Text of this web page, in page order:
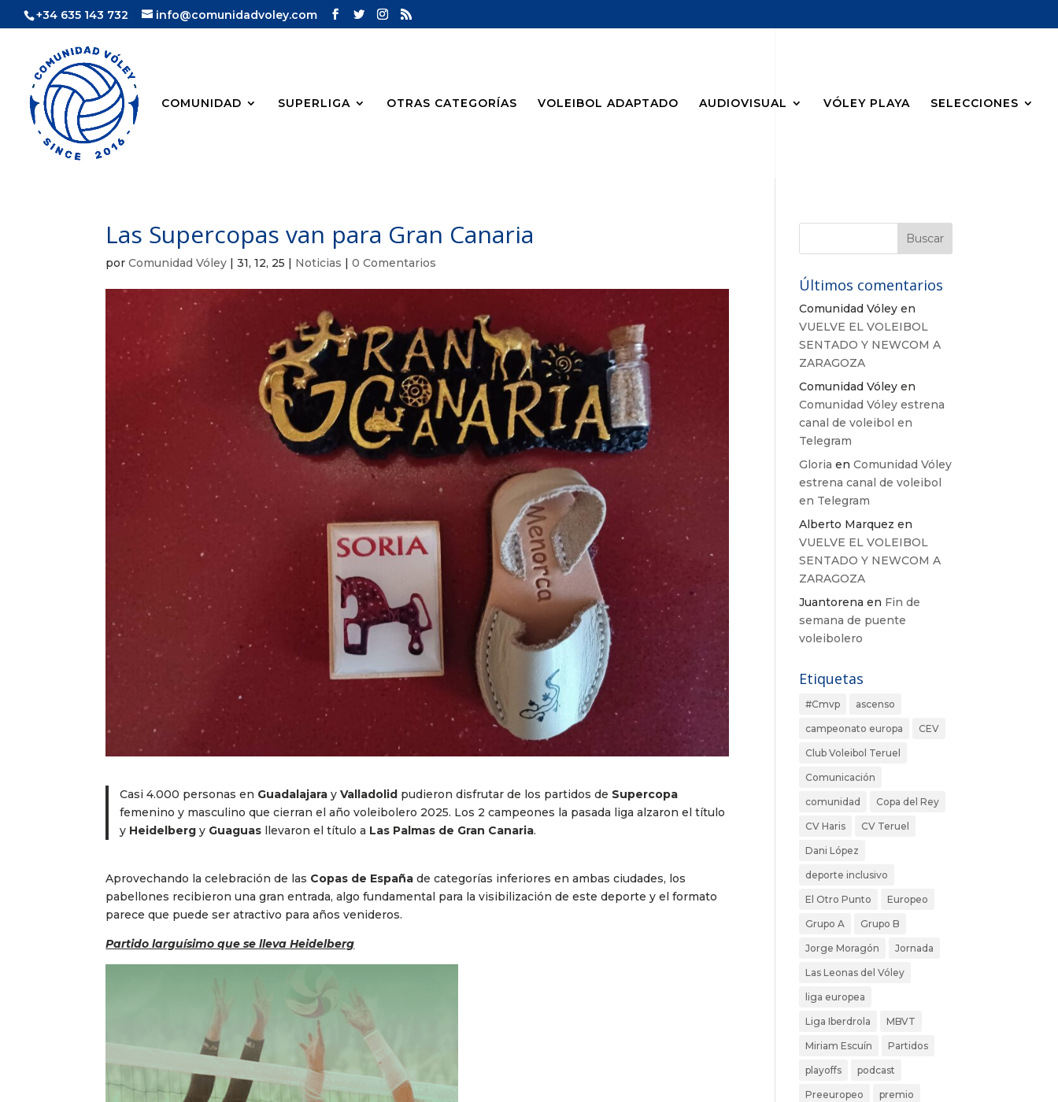
+34 635 143 732 info@comunidadvoley.com
COMUNIDAD SUPERLIGA OTRAS CATEGORÍAS VOLEIBOL ADAPTADO AUDIOVISUAL VÓLEY PLAYA SELECCIONES
Las Supercopas van para Gran Canaria
porComunidad Vóley |31, 12, 25 | Noticias |0 Comentarios
Casi 4.000 personas en Guadalajaray Valladolidpudieron disfrutar de los partidos de Supercopa
femenino y masculino que cierran el año voleibolero 2025. Los 2 campeones la pasada liga alzaron el título
y Heidelbergy Guaguasllevaron el título a Las Palmas de Gran Canaria.
Aprovechando la celebración de las Copas de España de categorías inferiores en ambas ciudades, los
pabellones recibieron una gran entrada, algo fundamental para la visibilización de este deporte y el formato
parece que puede ser atractivo para años venideros.
Partido larguísimo que se lleva Heidelberg
Últimos comentarios
Comunidad Vóley en
VUELVE EL VOLEIBOL
SENTADO Y NEWCOM A
ZARAGOZA
Comunidad Vóley en
Comunidad Vóley estrena
canal de voleibol en
Telegram
Gloria enComunidad Vóley
estrena canal de voleibol
en Telegram
Alberto Marquez en
VUELVE EL VOLEIBOL
SENTADO Y NEWCOM A
ZARAGOZA
Juantorena en Fin de
semana de puente
voleibolero
Etiquetas
#Cmvp ascenso
campeonato europa CEV
Club Voleibol Teruel
Comunicación
comunidad Copa del Rey
CV Haris CV Teruel
Dani López
deporte inclusivo
El Otro Punto Europeo
Grupo A Grupo B
Jorge Moragón Jornada
Las Leonas del Vóley
liga europea
Liga Iberdrola MBVT
Miriam Escuín Partidos
playoffs podcast
Preeuropeo premio